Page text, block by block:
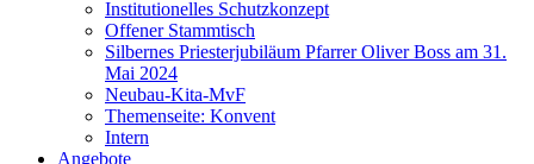
Institutionelles Schutzkonzept
Offener Stammtisch
Silbernes Priesterjubiläum Pfarrer Oliver Boss am 31.
Mai 2024
Neubau-Kita-MvF
Themenseite: Konvent
Intern
Angebote